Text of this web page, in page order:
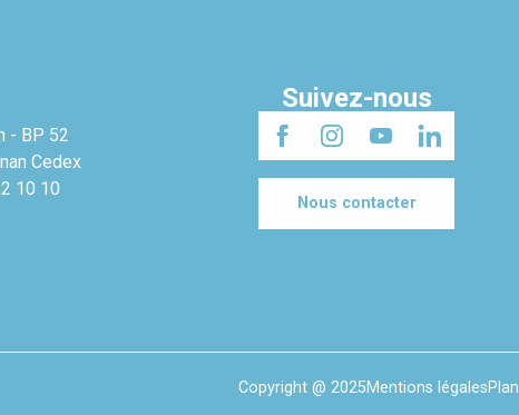
- BP 52
Cedex
10 10
Suivez-nous
Nous contacter
Copyright @ 2025Mentions légales